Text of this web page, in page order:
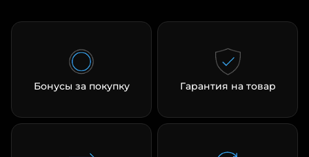
Бонусы за покупку Гарантия на товар